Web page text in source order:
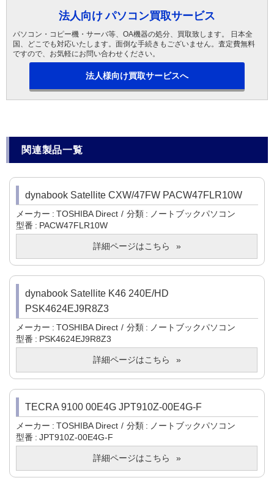
法人向け パソコン買取サービス
パソコン・コピー機・サーバ等、OA機器の処分、買取致します。 日本全
国、どこでも対応いたします。面倒な手続きもございません。査定費無料
ですので、お気軽にお問い合わせください。
法人様向け買取サービスへ
関連製品一覧
dynabook Satellite CXW/47FW PACW47FLR10W
メーカー TOSHIBA Direct 分類
ノートブックパソコン
型番
PACW47FLR10W
詳細ページはこちら
dynabook Satellite K46 240E/HD
PSK4624EJ9R8Z3
メーカー TOSHIBA Direct 分類
ノートブックパソコン
型番
PSK4624EJ9R8Z3
詳細ページはこちら
TECRA 9100 00E4G JPT910Z-00E4G-F
メーカー TOSHIBA Direct 分類
ノートブックパソコン
型番
JPT910Z-00E4G-F
詳細ページはこちら